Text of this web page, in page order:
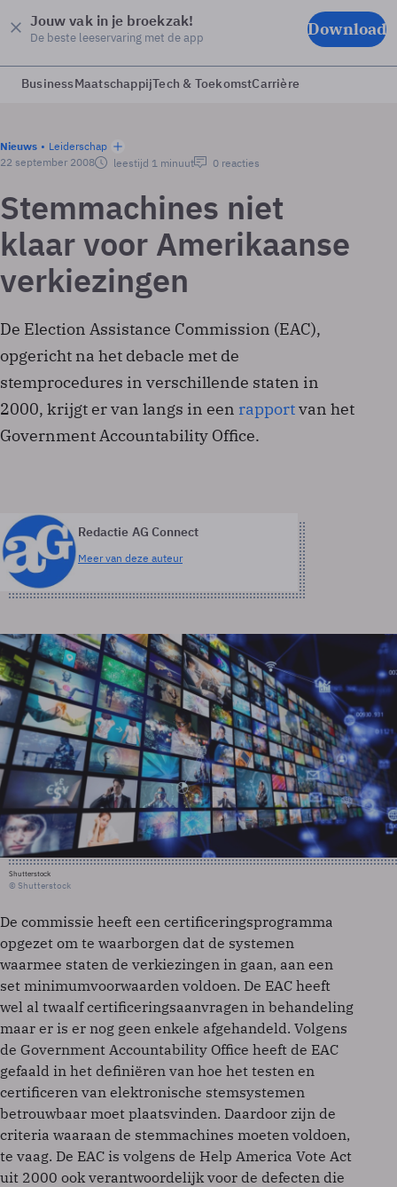
Jouw vak in je broekzak!
De beste leeservaring met de app Download
BusinessMaatschappijTech & ToekomstCarrière
Nieuws
Leiderschap
22 september 2008
leestijd 1 minuut 0 reacties
Stemmachines niet
klaar voor Amerikaanse
verkiezingen
De Election Assistance Commission (EAC),
opgericht na het debacle met de
stemprocedures in verschillende staten in
2000, krijgt er van langs in een rapportvan het
Government Accountability Office.
Redactie AG Connect
Meer van deze auteur
Shutterstock
© Shutterstock
De commissie heeft een certificeringsprogramma
opgezet om te waarborgen dat de systemen
waarmee staten de verkiezingen in gaan, aan een
set minimumvoorwaarden voldoen. De EAC heeft
wel al twaalf certificeringsaanvragen in behandeling
maar er is er nog geen enkele afgehandeld. Volgens
de Government Accountability Office heeft de EAC
gefaald in het definiëren van hoe het testen en
certificeren van elektronische stemsystemen
betrouwbaar moet plaatsvinden. Daardoor zijn de
criteria waaraan de stemmachines moeten voldoen,
te vaag. De EAC is volgens de Help America Vote Act
uit 2000 ook verantwoordelijk voor de defecten die